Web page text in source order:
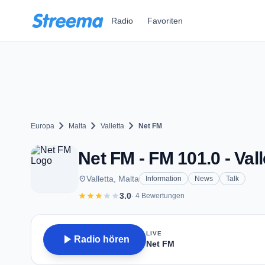
Radio Favoriten
Europa chevron_right Malta chevron_right Valletta chevron_right Net FM
Net FM - FM 101.0 -
placeValletta, Malta Information News Talk
starstarstarstar star3.0· 4 Bewertungen
play_arrow Radio hören
LIVE
Net FM